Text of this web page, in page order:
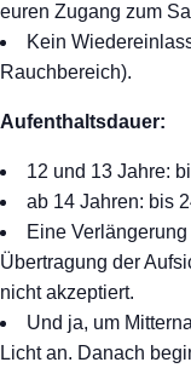
euren Zugang zum
Kein
Rauchbereich).
Aufenthaltsdauer:
12 und 13 Jahre:
ab 14 Jahren: bis
Eine
Übertragung der
nicht akzeptiert.
Und ja, um
Licht an. Danach